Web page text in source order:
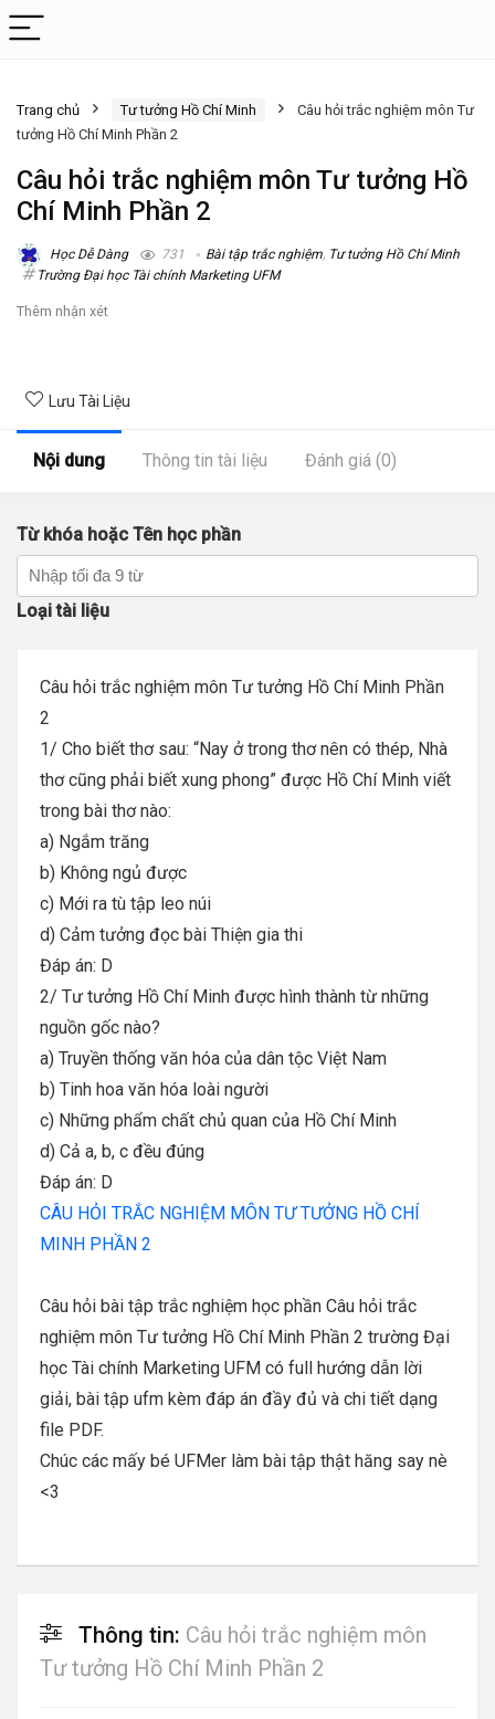
Trang chủ Tư tưởng Hồ Chí Minh
Câu hỏi trắc nghiệm môn Tư
tưởng Hồ Chí Minh Phần 2
Câu hỏi trắc nghiệm môn Tư tưởng Hồ
Chí Minh Phần 2
Học Dễ Dàng 731 Bài tập trắc nghiệm, Tư tưởng Hồ Chí Minh
Trường Đại học Tài chính Marketing UFM
Thêm nhận xét
Lưu Tài Liệu
Nội dung Thông tin tài liệu Đánh giá (0)
Từ khóa hoặc Tên học phần
Loại tài liệu
Câu hỏi trắc nghiệm môn Tư tưởng Hồ Chí Minh Phần
2
1/ Cho biết thơ sau: “Nay ở trong thơ nên có thép, Nhà
thơ cũng phải biết xung phong” được Hồ Chí Minh viết
trong bài thơ nào:
a) Ngắm trăng
b) Không ngủ được
c) Mới ra tù tập leo núi
d) Cảm tưởng đọc bài Thiện gia thi
Đáp án: D
2/ Tư tưởng Hồ Chí Minh được hình thành từ những
nguồn gốc nào?
a) Truyền thống văn hóa của dân tộc Việt Nam
b) Tinh hoa văn hóa loài người
c) Những phẩm chất chủ quan của Hồ Chí Minh
d) Cả a, b, c đều đúng
Đáp án: D
CÂU HỎI TRẮC NGHIỆM MÔN TƯ TƯỞNG HỒ CHÍ
MINH PHẦN 2
Câu hỏi bài tập trắc nghiệm học phần Câu hỏi trắc
nghiệm môn Tư tưởng Hồ Chí Minh Phần 2 trường Đại
học Tài chính Marketing UFM có full hướng dẫn lời
giải, bài tập ufm kèm đáp án đầy đủ và chi tiết dạng
file PDF.
Chúc các mấy bé UFMer làm bài tập thật hăng say nè
<3
Thông tin: Câu hỏi trắc nghiệm môn
Tư tưởng Hồ Chí Minh Phần 2